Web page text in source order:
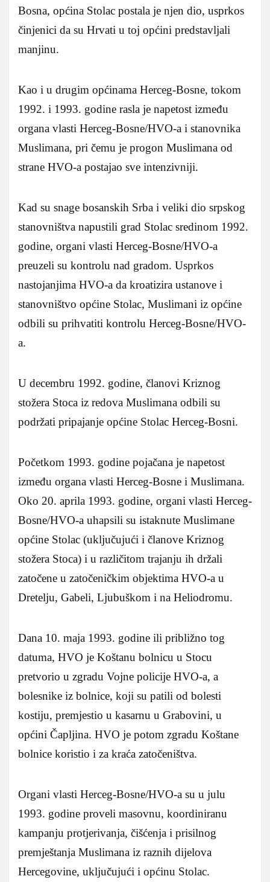
Bosna, općina Stolac postala je njen dio, usprkos
činjenici da su Hrvati u toj općini predstavljali
manjinu.
Kao i u drugim općinama Herceg-Bosne, tokom
1992. i 1993. godine rasla je napetost između
organa vlasti Herceg-Bosne/HVO-a i stanovnika
Muslimana, pri čemu je progon Muslimana od
strane HVO-a postajao sve intenzivniji.
Kad su snage bosanskih Srba i veliki dio srpskog
stanovništva napustili grad Stolac sredinom 1992.
godine, organi vlasti Herceg-Bosne/HVO-a
preuzeli su kontrolu nad gradom. Usprkos
nastojanjima HVO-a da kroatizira ustanove i
stanovništvo općine Stolac, Muslimani iz općine
odbili su prihvatiti kontrolu Herceg-Bosne/HVO-
a.
U decembru 1992. godine, članovi Kriznog
stožera Stoca iz redova Muslimana odbili su
podržati pripajanje općine Stolac Herceg-Bosni.
Početkom 1993. godine pojačana je napetost
između organa vlasti Herceg-Bosne i Muslimana.
Oko 20. aprila 1993. godine, organi vlasti Herceg-
Bosne/HVO-a uhapsili su istaknute Muslimane
općine Stolac (uključujući i članove Kriznog
stožera Stoca) i u različitom trajanju ih držali
zatočene u zatočeničkim objektima HVO-a u
Dretelju, Gabeli, Ljubuškom i na Heliodromu.
Dana 10. maja 1993. godine ili približno tog
datuma, HVO je Koštanu bolnicu u Stocu
pretvorio u zgradu Vojne policije HVO-a, a
bolesnike iz bolnice, koji su patili od bolesti
kostiju, premjestio u kasarnu u Grabovini, u
općini Čapljina. HVO je potom zgradu Koštane
bolnice koristio i za kraća zatočeništva.
Organi vlasti Herceg-Bosne/HVO-a su u julu
1993. godine proveli masovnu, koordiniranu
kampanju protjerivanja, čišćenja i prisilnog
premještanja Muslimana iz raznih dijelova
Hercegovine, uključujući i općinu Stolac.